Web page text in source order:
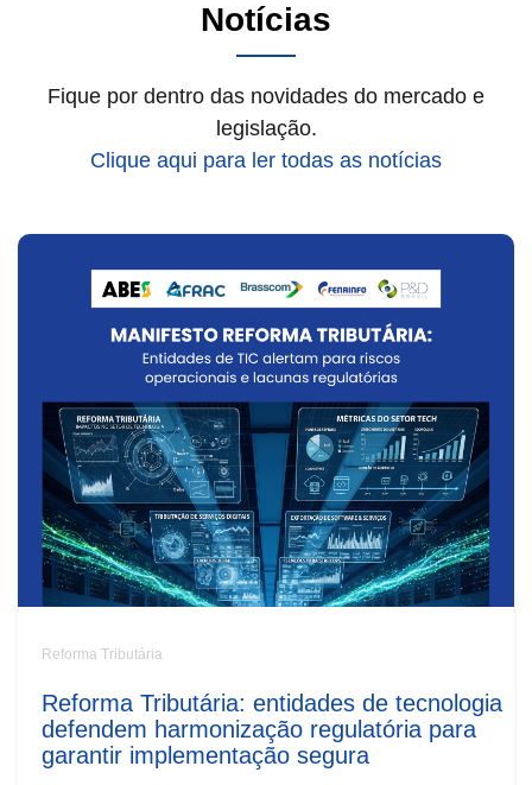
Notícias
Fique por dentro das novidades do mercado e
legislação.
Clique aqui para ler todas as notícias
Reforma Tributária
Reforma Tributária: entidades de tecnologia
defendem harmonização regulatória para
garantir implementação segura